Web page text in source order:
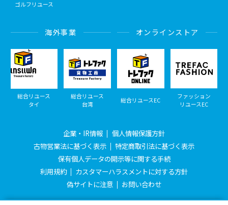
ゴルフリユース
海外事業
総合リユース
タイ
総合リユース
台湾
オンラインストア
総合リユースEC
ファッション
リユースEC
企業・IR情報
個人情報保護方針
古物営業法に基づく表示
特定商取引法に基づく表示
保有個人データの開示等に関する手続
利用規約
カスタマーハラスメントに対する方針
偽サイトに注意
お問い合わせ